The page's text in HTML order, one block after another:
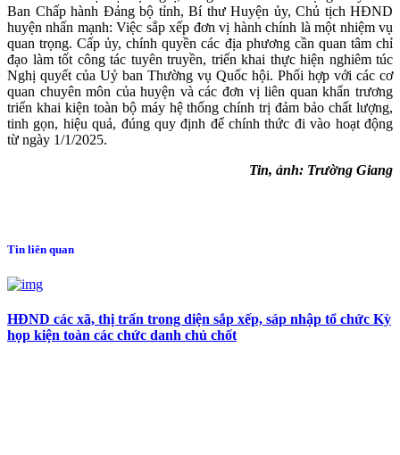
Ban Chấp hành Đảng bộ tỉnh, Bí thư Huyện ủy, Chủ tịch HĐND
huyện nhấn mạnh: Việc sắp xếp đơn vị hành chính là một nhiệm vụ
quan trọng. Cấp ủy, chính quyền các địa phương cần quan tâm chỉ
đạo làm tốt công tác tuyên truyền, triển khai thực hiện nghiêm túc
Nghị quyết của Uỷ ban Thường vụ Quốc hội. Phối hợp với các cơ
quan chuyên môn của huyện và các đơn vị liên quan khẩn trương
triển khai kiện toàn bộ máy hệ thống chính trị đảm bảo chất lượng,
tinh gọn, hiệu quả, đúng quy định để chính thức đi vào hoạt động
từ ngày 1/1/2025.
Tin, ảnh: Trường Giang
Tin liên quan
HĐND các xã, thị trấn trong diện sắp xếp, sáp nhập tổ chức Kỳ
họp kiện toàn các chức danh chủ chốt